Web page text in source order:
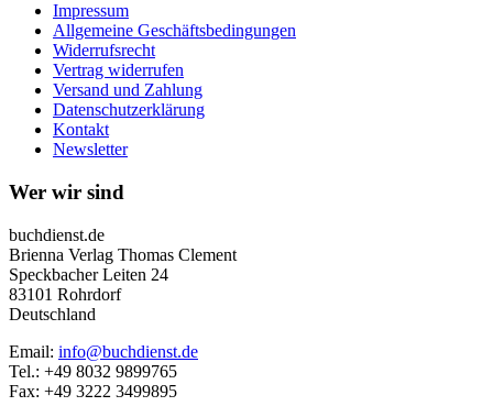
Impressum
Allgemeine Geschäftsbedingungen
Widerrufsrecht
Vertrag widerrufen
Versand und Zahlung
Datenschutzerklärung
Kontakt
Newsletter
Wer wir sind
buchdienst.de
Brienna Verlag Thomas Clement
Speckbacher Leiten 24
83101 Rohrdorf
Deutschland
Email: info@buchdienst.de
Tel.: +49 8032 9899765
Fax: +49 3222 3499895